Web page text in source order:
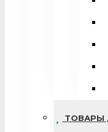
ТОВАРЫ